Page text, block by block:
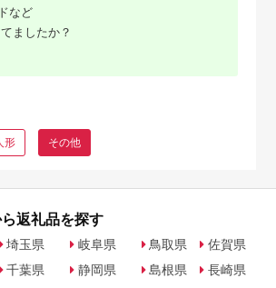
円
ウル おしゃれな皿 伝
など
ましたか？
形 その他
返礼品を探す
埼玉県
千葉県
岐阜県
静岡県
鳥取県
島根県
佐賀県
長崎県